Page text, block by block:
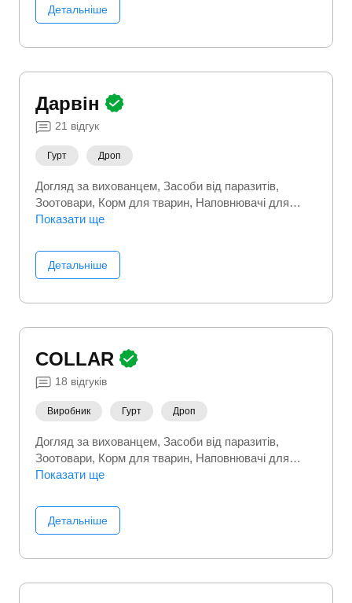
Детальніше
Дарвін
21 відгук
Гурт Дроп
Догляд за вихованцем Засоби від паразитів
Зоотовари Корм для тварин Наповнювачі для
туалетів
Показати ще
Детальніше
COLLAR
18 відгуків
Виробник Гурт Дроп
Догляд за вихованцем Засоби від паразитів
Зоотовари Корм для тварин Наповнювачі для
туалетів
Показати ще
Детальніше